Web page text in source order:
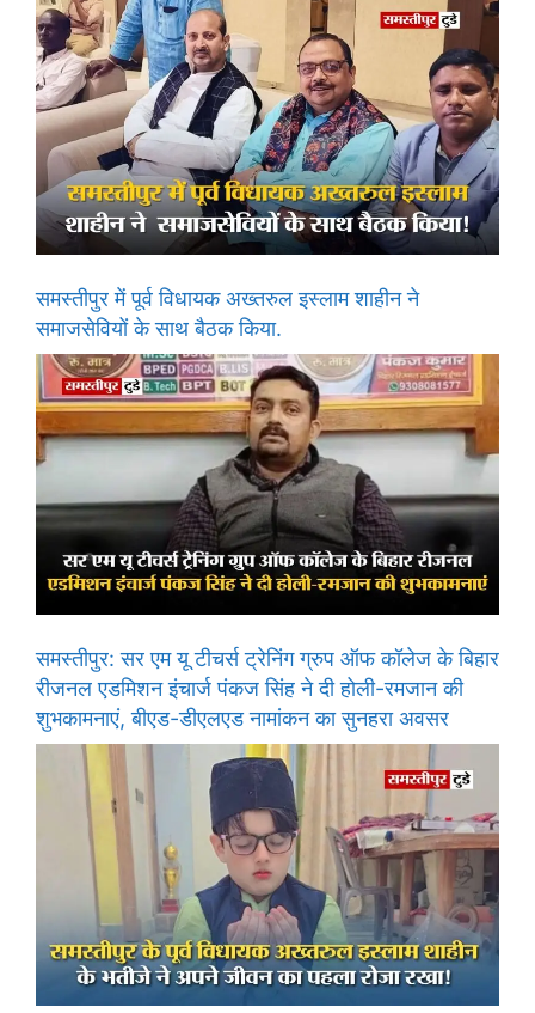
समस्तीपुर में पूर्व विधायक अख्तरुल इस्लाम शाहीन ने
समाजसेवियों के साथ बैठक किया.
समस्तीपुर: सर एम यू टीचर्स ट्रेनिंग ग्रुप ऑफ कॉलेज के बिहार
रीजनल एडमिशन इंचार्ज पंकज सिंह ने दी होली-रमजान की
शुभकामनाएं, बीएड-डीएलएड नामांकन का सुनहरा अवसर